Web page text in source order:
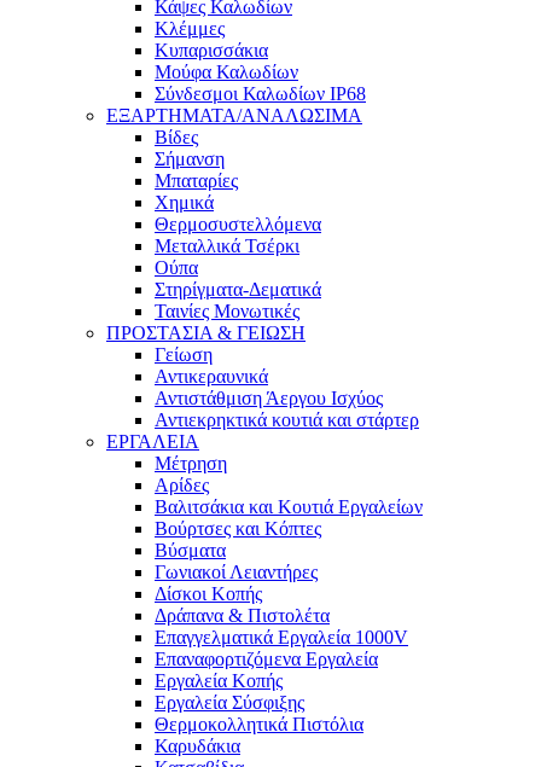
Κάψες Καλωδίων
Κλέμμες
Κυπαρισσάκια
Μούφα Καλωδίων
Σύνδεσμοι Καλωδίων IP68
ΕΞΑΡΤΗΜΑΤΑ/ΑΝΑΛΩΣΙΜΑ
Βίδες
Σήμανση
Μπαταρίες
Χημικά
Θερμοσυστελλόμενα
Μεταλλικά Τσέρκι
Ούπα
Στηρίγματα-Δεματικά
Ταινίες Μονωτικές
ΠΡΟΣΤΑΣΙΑ & ΓΕΙΩΣΗ
Γείωση
Αντικεραυνικά
Αντιστάθμιση Άεργου Ισχύος
Αντιεκρηκτικά κουτιά και στάρτερ
ΕΡΓΑΛΕΙΑ
Μέτρηση
Αρίδες
Βαλιτσάκια και Κουτιά Εργαλείων
Βούρτσες και Κόπτες
Βύσματα
Γωνιακοί Λειαντήρες
Δίσκοι Κοπής
Δράπανα & Πιστολέτα
Επαγγελματικά Εργαλεία 1000V
Επαναφορτιζόμενα Εργαλεία
Εργαλεία Κοπής
Εργαλεία Σύσφιξης
Θερμοκολλητικά Πιστόλια
Καρυδάκια